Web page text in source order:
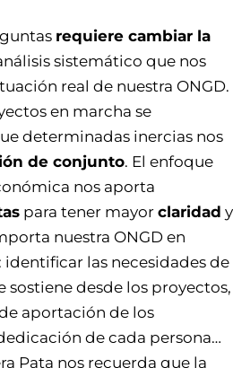
requiere cambiar la
sistemático que nos
real de nuestra ONGD.
en marcha se
determinadas inercias nos
de conjunto. El enfoque
nos aporta
para tener mayor claridad y
nuestra ONGD en
las necesidades de
sostiene desde los proyectos,
aportación de los
de cada persona…
Pata nos recuerda que la